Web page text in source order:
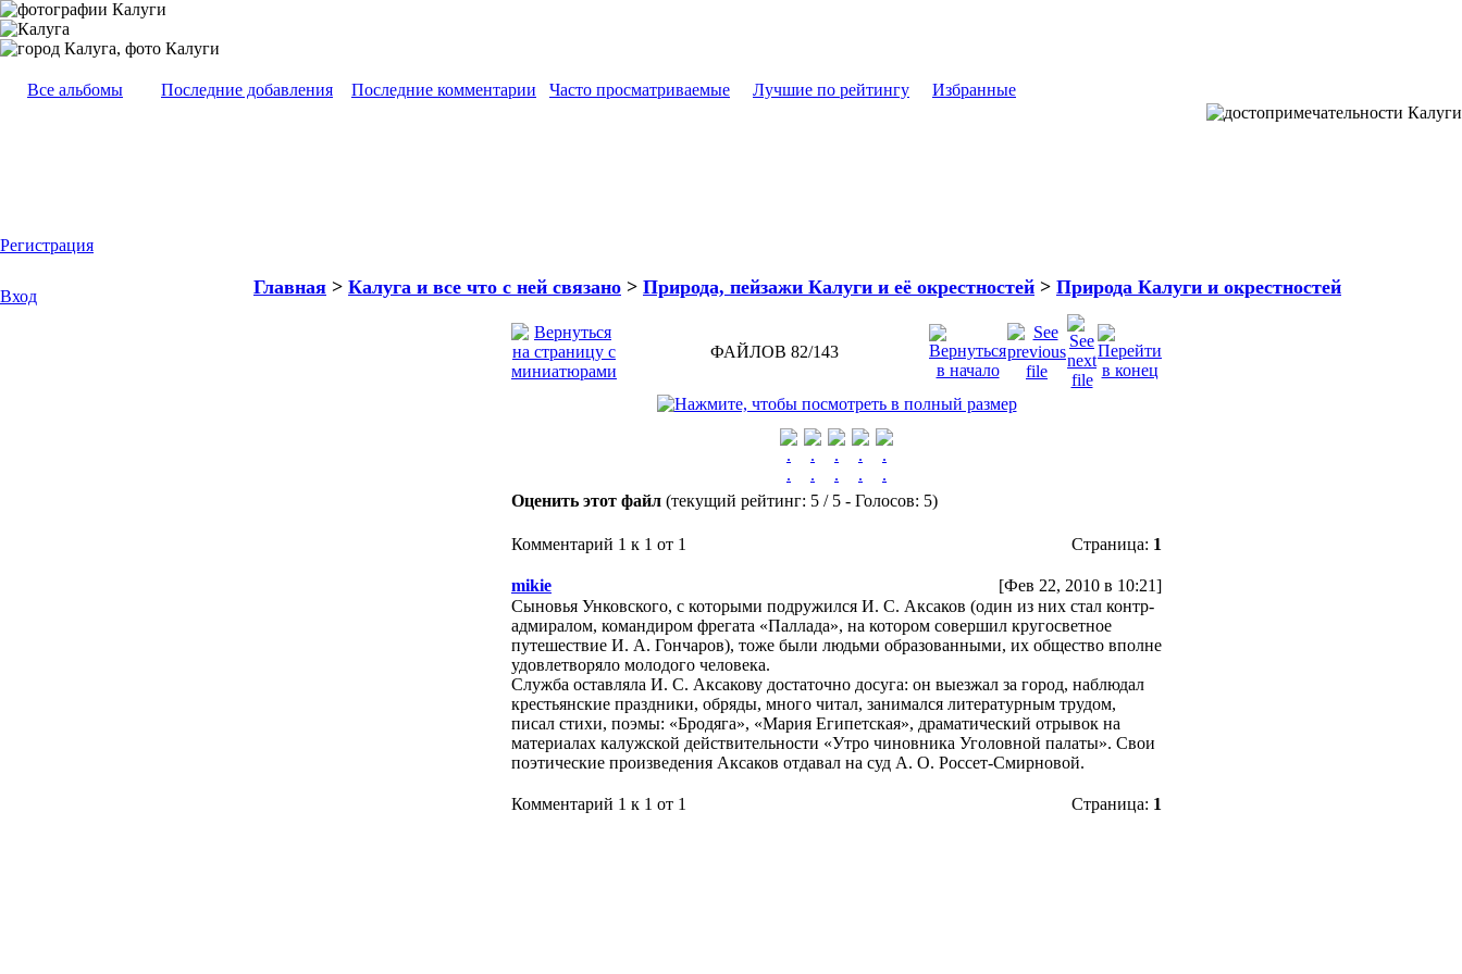
Все альбомы Последние добавления Последние комментарии Часто просматриваемые Лучшие по рейтингу Избранные
Регистрация
Вход Главная > Калуга и все что с ней связано > Природа, пейзажи Калуги и её окрестностей > Природа Калуги и окрестностей
ФАЙЛОВ 82/143
. . . .
.
Оценить этот файл (текущий рейтинг: 5 / 5 - Голосов: 5)
Комментарий 1 к 1 от 1 Страница: 1
mikie
[Фев 22, 2010 в 10:21]
Сыновья Унковского, с которыми подружился И. С. Аксаков (один из них стал контр-
адмиралом, командиром фрегата «Паллада», на котором совершил кругосветное
путешествие И. А. Гончаров), тоже были людьми образованными, их общество вполне
удовлетворяло молодого человека.
Служба оставляла И. С. Аксакову достаточно досуга: он выезжал за город, наблюдал
крестьянские праздники, обряды, много читал, занимался литературным трудом,
писал стихи, поэмы: «Бродяга», «Мария Египетская», драматический отрывок на
материалах калужской действительности «Утро чиновника Уголовной палаты». Свои
поэтические произведения Аксаков отдавал на суд А. О. Россет-Смирновой.
Комментарий 1 к 1 от 1 Страница: 1